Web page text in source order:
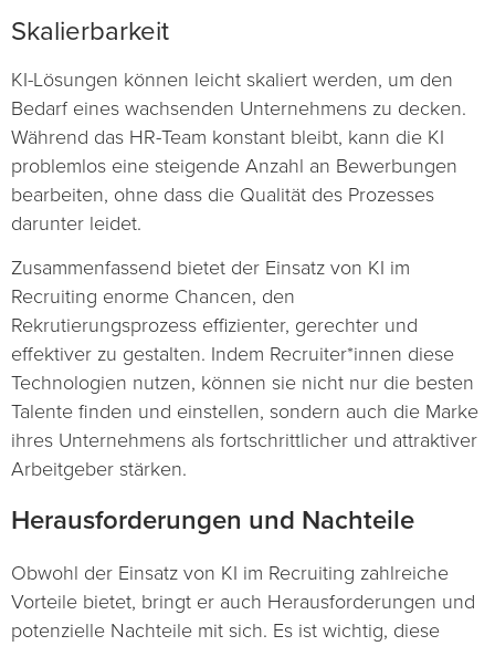
Skalierbarkeit
KI-Lösungen können leicht skaliert werden, um den
Bedarf eines wachsenden Unternehmens zu decken.
Während das HR-Team konstant bleibt, kann die KI
problemlos eine steigende Anzahl an Bewerbungen
bearbeiten, ohne dass die Qualität des Prozesses
darunter leidet.
Zusammenfassend bietet der Einsatz von KI im
Recruiting enorme Chancen, den
Rekrutierungsprozess effizienter, gerechter und
effektiver zu gestalten. Indem Recruiter*innen diese
Technologien nutzen, können sie nicht nur die besten
Talente finden und einstellen, sondern auch die Marke
ihres Unternehmens als fortschrittlicher und attraktiver
Arbeitgeber stärken.
Herausforderungen und Nachteile
Obwohl der Einsatz von KI im Recruiting zahlreiche
Vorteile bietet, bringt er auch Herausforderungen und
potenzielle Nachteile mit sich. Es ist wichtig, diese